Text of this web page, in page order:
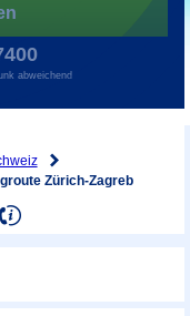
abweichend
Zürich-Zagreb